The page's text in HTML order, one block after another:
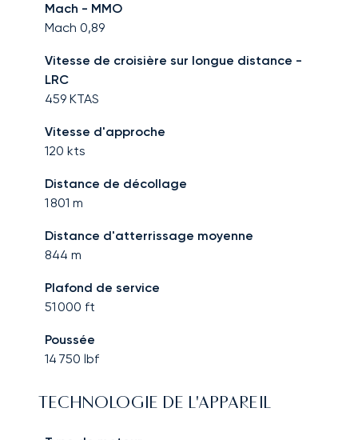
Mach - MMO
Mach 0,89
Vitesse de croisière sur longue distance -
LRC
459 KTAS
Vitesse d'approche
120 kts
Distance de décollage
1 801 m
Distance d'atterrissage moyenne
844 m
Plafond de service
51 000 ft
Poussée
14 750 lbf
TECHNOLOGIE DE L'APPAREIL